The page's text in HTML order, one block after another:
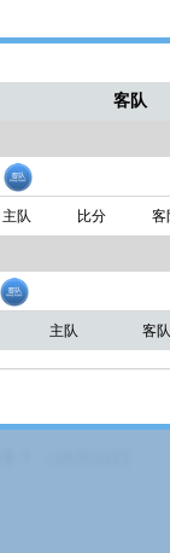
客队
主队 比分 客
主队 客队